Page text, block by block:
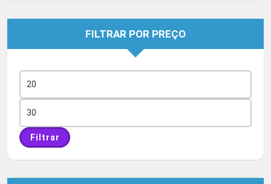
FILTRAR POR PREÇO
mínimo
máximo
Filtrar